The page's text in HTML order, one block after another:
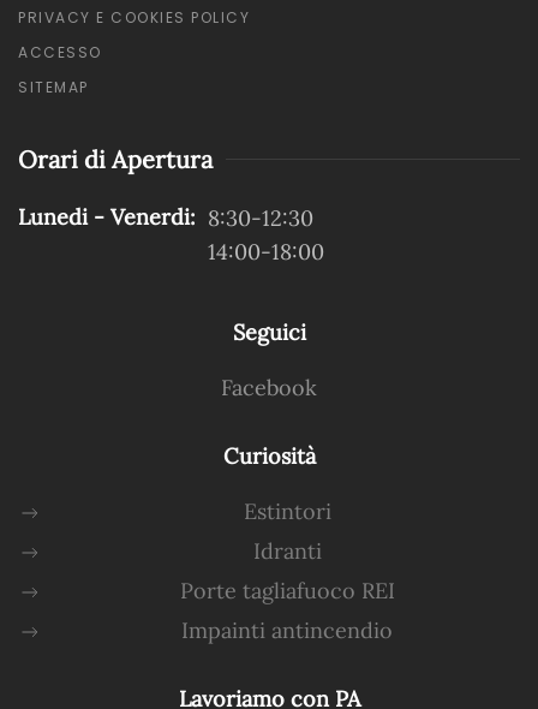
PRIVACY E COOKIES POLICY
ACCESSO
SITEMAP
Orari di Apertura
Lunedi - Venerdi: 8:30-12:30
14:00-18:00
Seguici
Facebook
Curiosità
Estintori
Idranti
Porte tagliafuoco REI
Impainti antincendio
Lavoriamo con PA